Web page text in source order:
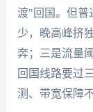
渡"回国。但普
少，晚高峰挤
奔；三是流量
回国线路要过
测、带宽保障